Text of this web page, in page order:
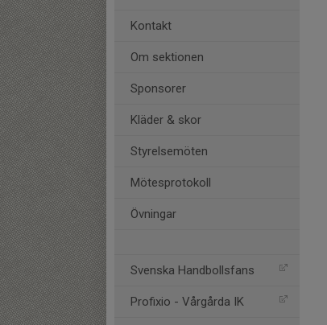
Kontakt
Om sektionen
Sponsorer
Kläder & skor
Styrelsemöten
Mötesprotokoll
Övningar
Svenska Handbollsfans
Profixio - Vårgårda IK